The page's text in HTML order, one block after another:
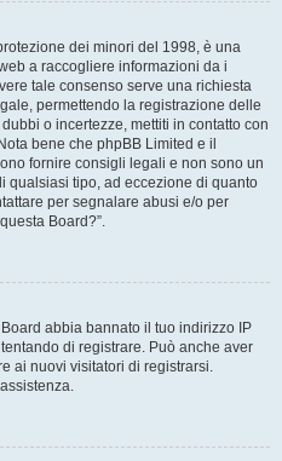
dei minori del 1998, è una
a raccogliere informazioni da i
tale consenso serve una richiesta
permettendo la registrazione delle
o incertezze, mettiti in contatto con
bene che phpBB Limited e il
fornire consigli legali e non sono un
qualsiasi tipo, ad eccezione di quanto
per segnalare abusi e/o per
Board?”.
abbia bannato il tuo indirizzo IP
di registrare. Può anche aver
ai nuovi visitatori di registrarsi.